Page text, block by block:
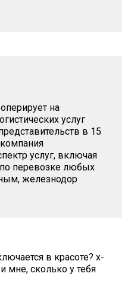
на
услуг
в 15
услуг, включая
по перевозке любых
железнодор
в красоте? х-
мне, сколько у тебя